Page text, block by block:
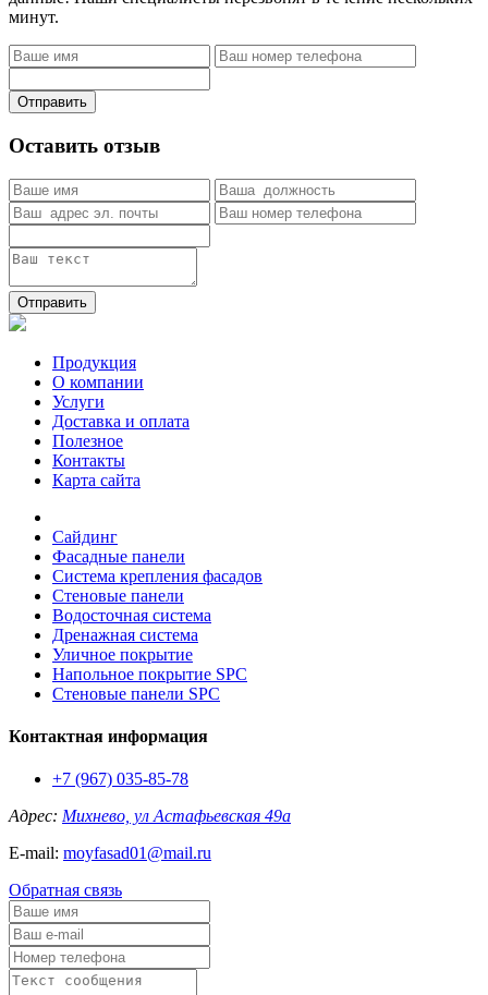
минут.
Отправить
Оставить отзыв
Отправить
Продукция
О компании
Услуги
Доставка и оплата
Полезное
Контакты
Карта сайта
Сайдинг
Фасадные панели
Система крепления фасадов
Стеновые панели
Водосточная система
Дренажная система
Уличное покрытие
Напольное покрытие SPC
Стеновые панели SPC
Контактная информация
+7 (967) 035-85-78
Адрес: Михнево, ул Астафьевская 49а
E-mail: moyfasad01@mail.ru
Обратная связь